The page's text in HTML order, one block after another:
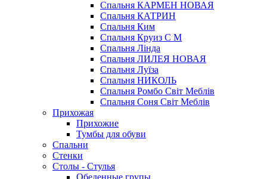
Спальня КАРМЕН НОВАЯ
Спальня КАТРИН
Спальня Ким
Спальня Круиз С М
Спальня Лінда
Спальня ЛИЛЕЯ НОВАЯ
Спальня Луїза
Спальня НИКОЛЬ
Спальня Ромбо Світ Меблів
Спальня Соня Світ Меблів
Прихожая
Прихожие
Тумбы для обуви
Спальни
Стенки
Столы - Стулья
Обеденные групы